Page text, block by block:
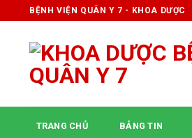
to
content
BỆNH VIỆN QUÂN Y 7 - KHOA DƯỢC
TRANG CHỦ BẢNG TIN